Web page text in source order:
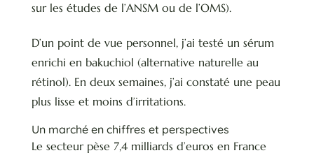
sur les études de l’ANSM ou de l’OMS).
D’un point de vue personnel, j’ai testé un sérum
enrichi en bakuchiol (alternative naturelle au
rétinol). En deux semaines, j’ai constaté une peau
plus lisse et moins d’irritations.
Un marché en chiffres et perspectives
Le secteur pèse 7,4 milliards d’euros en France